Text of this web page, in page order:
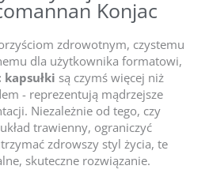
Konjac
zdrowotnym, czystemu
dla użytkownika formatowi,
są czymś więcej niż
- reprezentują mądrzejsze
Niezależnie od tego, czy
trawienny, ograniczyć
zdrowszy styl życia, te
skuteczne rozwiązanie.